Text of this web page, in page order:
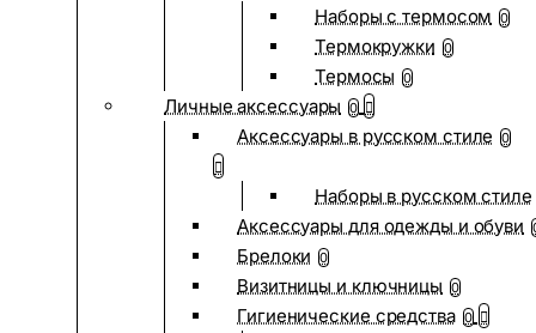
Наборы с термосом 0
Термокружки 0
Термосы 0
Личные аксессуары 0
Аксессуары в русском стиле 0
Наборы в русском стиле
Аксессуары для одежды и обуви
Брелоки 0
Визитницы и ключницы 0
Гигиенические средства 0